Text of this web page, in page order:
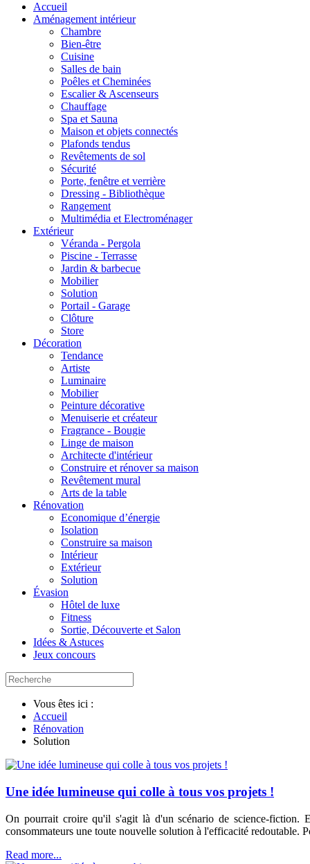
Accueil
Aménagement intérieur
Chambre
Bien-être
Cuisine
Salles de bain
Poêles et Cheminées
Escalier & Ascenseurs
Chauffage
Spa et Sauna
Maison et objets connectés
Plafonds tendus
Revêtements de sol
Sécurité
Porte, fenêtre et verrière
Dressing - Bibliothèque
Rangement
Multimédia et Electroménager
Extérieur
Véranda - Pergola
Piscine - Terrasse
Jardin & barbecue
Mobilier
Solution
Portail - Garage
Clôture
Store
Décoration
Tendance
Artiste
Luminaire
Mobilier
Peinture décorative
Menuiserie et créateur
Fragrance - Bougie
Linge de maison
Architecte d'intérieur
Construire et rénover sa maison
Revêtement mural
Arts de la table
Rénovation
Economique d’énergie
Isolation
Construire sa maison
Intérieur
Extérieur
Solution
Évasion
Hôtel de luxe
Fitness
Sortie, Découverte et Salon
Idées & Astuces
Jeux concours
Vous êtes ici :
Accueil
Rénovation
Solution
Une idée lumineuse qui colle à tous vos projets !
On pourrait croire qu'il s'agit là d'un scénario de science-
consommateurs une toute nouvelle solution à l'efficacité redoutable.
Read more...